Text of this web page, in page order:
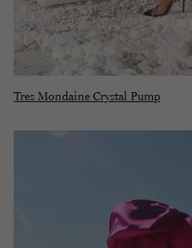
Tres Mondaine Crystal Pump